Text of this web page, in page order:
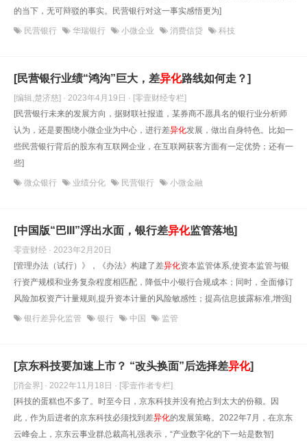
的当下，无可辩驳的事实。民营银行对这一事实感悟更为]
民营银行 华瑞银行 小微企业 消费信贷 科技
[民营银行业绩“鸿沟”巨大，差异化路线如何走？]
[编辑,楚济慈] · 2023年4月19日 · [零壹财经专栏]
[民营银行未来的发展方向，据财联社报道，某券商不愿具名的银行业分析师
认为，还是要围绕小微企业为中心，进行差异化发展，做出自身特色。比如一
些民营银行背后的股东有互联网企业，在互联网获客方面有一定优势；还有一
些]
微众银行 业绩分化 民营银行 小微金融
[中国版“巴III”浮出水面，银行差异化监管落地]
零壹财经 · 2023年2月20日
[管理办法（试行）》，《办法》构建了差异化资本监管体系,使资本监管与银
行资产规模和业务复杂程度相匹配，降低中小银行合规成本；同时，全面修订
风险加权资产计量规则,提升资本计量的风险敏感性；提高信息披露标准,增强]
银行差异化监管 银行 中国 监管
[京东科技要加速上市？ “改头换面”后选择差异化]
[消金界] · 2022年11月18日 · [零壹作者专栏]
[科技的蛋糕也不多了。时至今日，京东科技并没有抢占到太大的份额。因
此，作为后进者的京东科技必须找到差异化的发展策略。2022年7月，在京东
云峰会上，京东云事业群总裁高礼强表示，“产业数字化的下一站是数智]